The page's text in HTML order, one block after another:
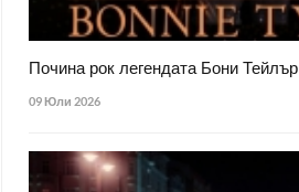
Почина рок легендата Бони Тейлър
09 Юли 2026